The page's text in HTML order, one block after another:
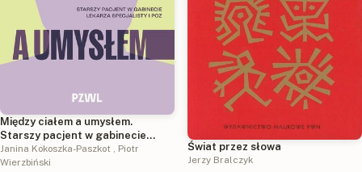
Między ciałem a umysłem.
Starszy pacjent w gabinecie
lekarza specjalisty i POZ
Janina Kokoszka-Paszkot , Piotr
Wierzbiński
Świat przez słowa
Jerzy Bralczyk